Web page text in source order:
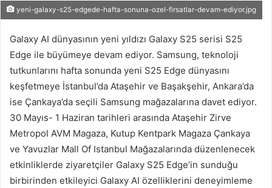
yeni-galaxy-s25-edgede-hafta-sonuna-ozel-firsatlar-devam-ediyor.jpg
Galaxy AI dünyasının yeni yıldızı Galaxy S25 serisi S25
Edge ile büyümeye devam ediyor. Samsung, teknoloji
tutkunlarını hafta sonunda yeni S25 Edge dünyasını
keşfetmeye İstanbul’da Ataşehir ve Başakşehir, Ankara’da
ise Çankaya’da seçili Samsung mağazalarına davet ediyor.
30 Mayıs- 1 Haziran tarihleri arasında Ataşehir Zirve
Metropol AVM Magaza, Kutup Kentpark Magaza Çankaya
ve Yavuzlar Mall Of Istanbul Mağazalarında düzenlenecek
etkinliklerde ziyaretçiler Galaxy S25 Edge’in sunduğu
birbirinden etkileyici Galaxy AI özelliklerini deneyimleme